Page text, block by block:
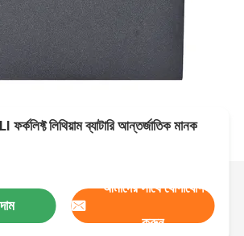
লিথিয়াম ব্যাটারি আন্তর্জাতিক মানক
আমাদের সাথে যোগাযোগ
করুন